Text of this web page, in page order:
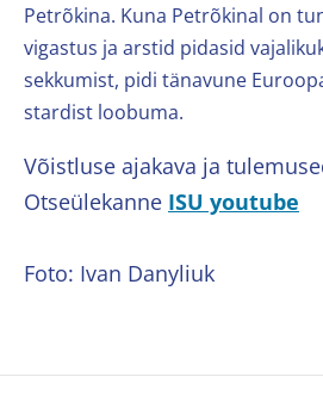
Petrõkina. Kuna Petrõkinal on
vigastus ja arstid pidasid
sekkumist, pidi tänavune
stardist loobuma.
Võistluse ajakava ja
Otseülekanne ISU youtube
Foto: Ivan Danyliuk